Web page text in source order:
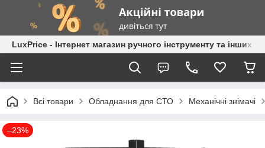
LuxPrice - Інтернет магазин ручного інструменту та інших
Всі товари Обладнання для СТО Механічні знімачі
–23%